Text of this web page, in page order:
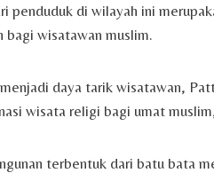
penduduk di wilayah ini
bagi wisatawan muslim.
daya tarik wisatawan,
wisata religi bagi umat
terbentuk dari batu bata